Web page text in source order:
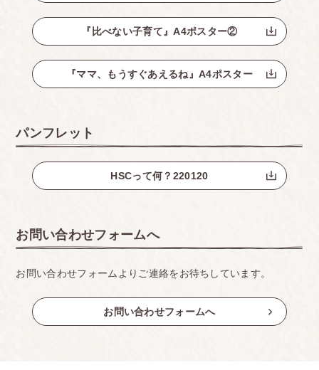
『比べない子育て』A4ポスター②
『ママ、もうすぐあえるね』A4ポスター
パンフレット
HSCって何？220120
お問い合わせフォームへ
お問い合わせフォームよりご連絡をお待ちしています。
お問い合わせフォームへ